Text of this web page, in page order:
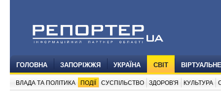
ГОЛОВНА ЗАПОРІЖЖЯ УКРАЇНА СВІТ
ВЛАДА ТА ПОЛІТИКА ПОДІЇ СУСПІЛЬСТВО ЗДОРОВ'Я КУЛЬТУРА